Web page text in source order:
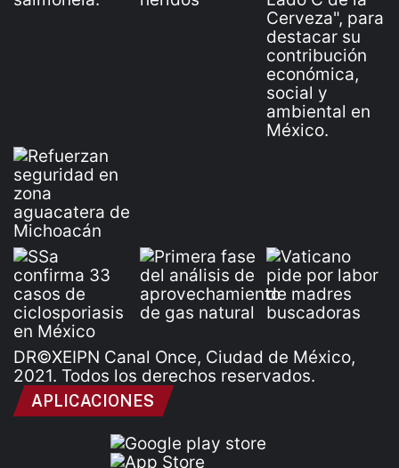
DR©XEIPN Canal Once, Ciudad de México,
2021. Todos los derechos reservados.
APLICACIONES